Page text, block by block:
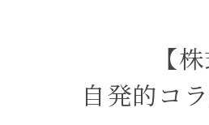
【
自発的コ